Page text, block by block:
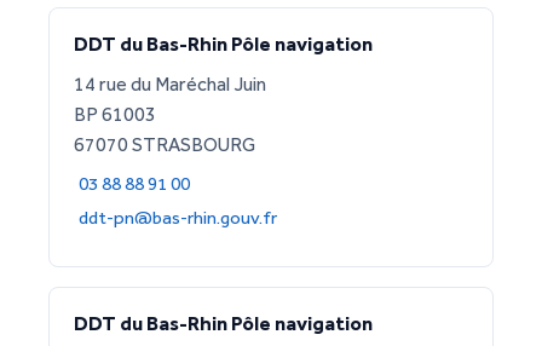
DDT du Bas-Rhin Pôle navigation
14 rue du Maréchal Juin
BP 61003
67070 STRASBOURG
03 88 88 91 00
ddt-pn@bas-rhin.gouv.fr
DDT du Bas-Rhin Pôle navigation